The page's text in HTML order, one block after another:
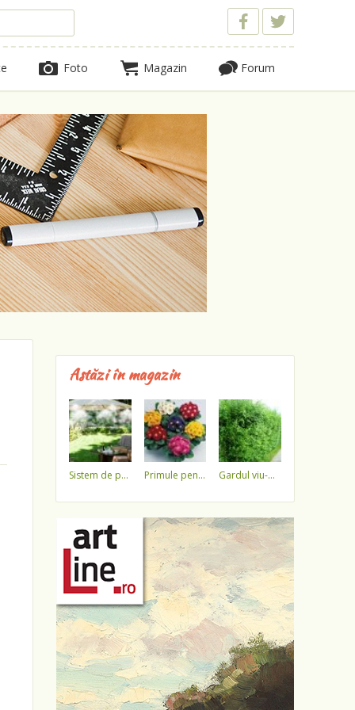
Foto Magazin Forum
Astăzi în magazin
sistem de pulverizare a apei primule pentru 1 martie 3,5 lei / ghiveci !!!! gardul viu-minune!